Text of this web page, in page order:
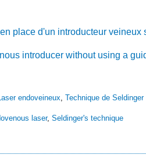
place d'un introducteur
introducer without using a
endoveineux, Technique de Seldinger
laser, Seldinger's technique